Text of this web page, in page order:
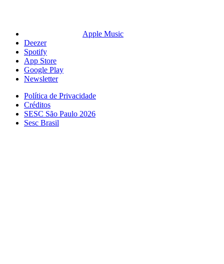
Apple Music
Deezer
Spotify
App Store
Google Play
Newsletter
Política de Privacidade
Créditos
SESC São Paulo 2026
Sesc Brasil